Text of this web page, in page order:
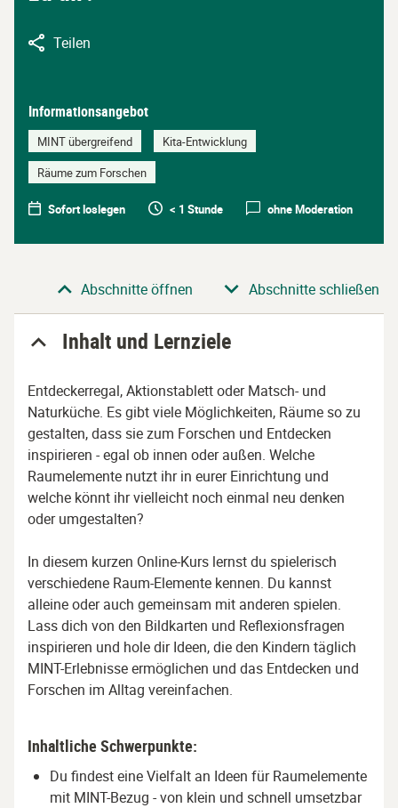
Teilen
Informationsangebot
MINT übergreifend
Kita-Entwicklung
Räume zum Forschen
Sofort loslegen < 1 Stunde ohne Moderation
AbschnittAbschnitte öffnen Abschnitte schließen
Inhalt und Lernziele
Entdeckerregal, Aktionstablett oder Matsch- und
Naturküche. Es gibt viele Möglichkeiten, Räume so zu
gestalten, dass sie zum Forschen und Entdecken
inspirieren - egal ob innen oder außen. Welche
Raumelemente nutzt ihr in eurer Einrichtung und
welche könnt ihr vielleicht noch einmal neu denken
oder umgestalten?
In diesem kurzen Online-Kurs lernst du spielerisch
verschiedene Raum-Elemente kennen. Du kannst
alleine oder auch gemeinsam mit anderen spielen.
Lass dich von den Bildkarten und Reflexionsfragen
inspirieren und hole dir Ideen, die den Kindern täglich
MINT-Erlebnisse ermöglichen und das Entdecken und
Forschen im Alltag vereinfachen.
Inhaltliche Schwerpunkte:
Du findest eine Vielfalt an Ideen für Raumelemente
mit MINT-Bezug - von klein und schnell umsetzbar